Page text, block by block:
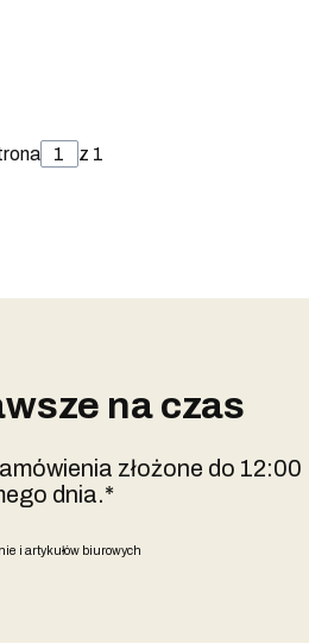
z 1
na czas
złożone do 12:00
dnia.*
i artykułów biurowych